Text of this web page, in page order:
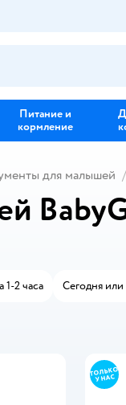
Питание и
кормление
для малышей
1-2 часа Сегодня или